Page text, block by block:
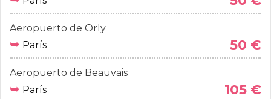
Aeropuerto de Orly
➥ París 50 €
Aeropuerto de Beauvais
➥ París 105 €